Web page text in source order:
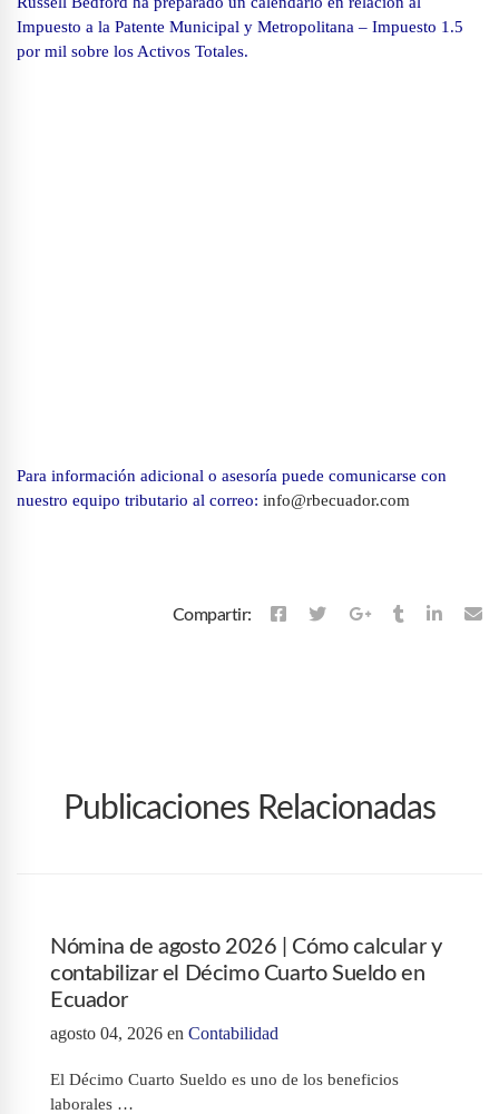
Impuesto a la Patente Municipal y Metropolitana – Impuesto 1.5
por mil sobre los Activos Totales.
Para información adicional o asesoría puede comunicarse con
nuestro equipo tributario al correo: info@rbecuador.com
Compartir:
Publicaciones Relacionadas
Nómina de agosto 2026 | Cómo calcular y
contabilizar el Décimo Cuarto Sueldo en
Ecuador
agosto 04, 2026 en Contabilidad
El Décimo Cuarto Sueldo es uno de los beneficios
laborales …